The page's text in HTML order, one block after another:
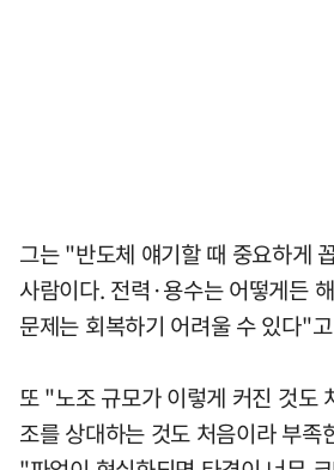
그는 "반도체 얘기할 때 중요하게
사람이다. 전력·용수는 어떻게든
문제는 회복하기 어려울 수 있다"
또 "노조 규모가 이렇게 커진 것도
조를 상대하는 것도 처음이라 부족